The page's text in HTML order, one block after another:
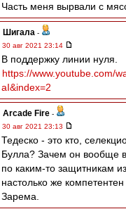
Часть меня вырвали с
Шигала -
30 авг 2021 23:14
В поддержку линии нуля.
https://www.youtube.com/
aI&index=2
Arcade Fire -
30 авг 2021 23:13
Тедеско - это кто,
Булла? Зачем он вообще
по каким-то защитникам
настолько же
Зарема.